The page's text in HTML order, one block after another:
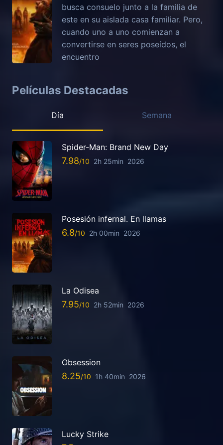
busca consuelo junto a la familia de
este en su aislada casa familiar. Pero,
cuando uno a uno comienzan a
convertirse en seres poseídos, el
encuentro
Películas Destacadas
Día Semana
Spider-Man: Brand New Day
7.98 2h 25min 2026
Posesión infernal. En llamas
6.8 2h 00min 2026
La Odisea
7.95 2h 52min 2026
Obsession
8.25 1h 40min 2026
Lucky Strike